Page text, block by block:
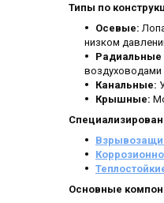
Типы по
Осевые:
низком
воздуховодами
Канальные:
Крышные:
Основные